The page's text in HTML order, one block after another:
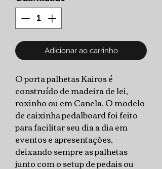
Adicionar ao carrinho
O porta palhetas Kairos é
construído de madeira de lei,
roxinho ou em Canela. O modelo
de caixinha pedalboard foi feito
para facilitar seu dia a dia em
eventos e apresentações,
deixando sempre as palhetas
junto com o setup de pedais ou